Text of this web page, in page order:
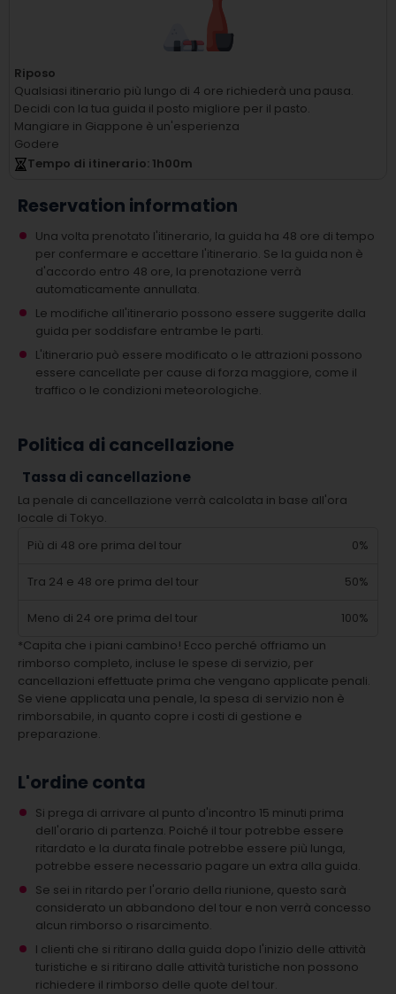
Riposo
Qualsiasi itinerario più lungo di 4 ore richiederà una pausa.
Decidi con la tua guida il posto migliore per il pasto.
Mangiare in Giappone è un'esperienza
Godere
Tempo di itinerario: 1h00m
Reservation information
Una volta prenotato l'itinerario, la guida ha 48 ore di tempo
per confermare e accettare l'itinerario. Se la guida non è
d'accordo entro 48 ore, la prenotazione verrà
automaticamente annullata.
Le modifiche all'itinerario possono essere suggerite dalla
guida per soddisfare entrambe le parti.
L'itinerario può essere modificato o le attrazioni possono
essere cancellate per cause di forza maggiore, come il
traffico o le condizioni meteorologiche.
Politica di cancellazione
Tassa di cancellazione
La penale di cancellazione verrà calcolata in base all'ora
locale di Tokyo.
Più di 48 ore prima del tour
0%
Tra 24 e 48 ore prima del tour 50%
Meno di 24 ore prima del tour
100%
*Capita che i piani cambino! Ecco perché offriamo un
rimborso completo, incluse le spese di servizio, per
cancellazioni effettuate prima che vengano applicate penali.
Se viene applicata una penale, la spesa di servizio non è
rimborsabile, in quanto copre i costi di gestione e
preparazione.
L'ordine conta
Si prega di arrivare al punto d'incontro 15 minuti prima
dell'orario di partenza. Poiché il tour potrebbe essere
ritardato e la durata finale potrebbe essere più lunga,
potrebbe essere necessario pagare un extra alla guida.
Se sei in ritardo per l'orario della riunione, questo sarà
considerato un abbandono del tour e non verrà concesso
alcun rimborso o risarcimento.
I clienti che si ritirano dalla guida dopo l'inizio delle attività
turistiche e si ritirano dalle attività turistiche non possono
richiedere il rimborso delle quote del tour.